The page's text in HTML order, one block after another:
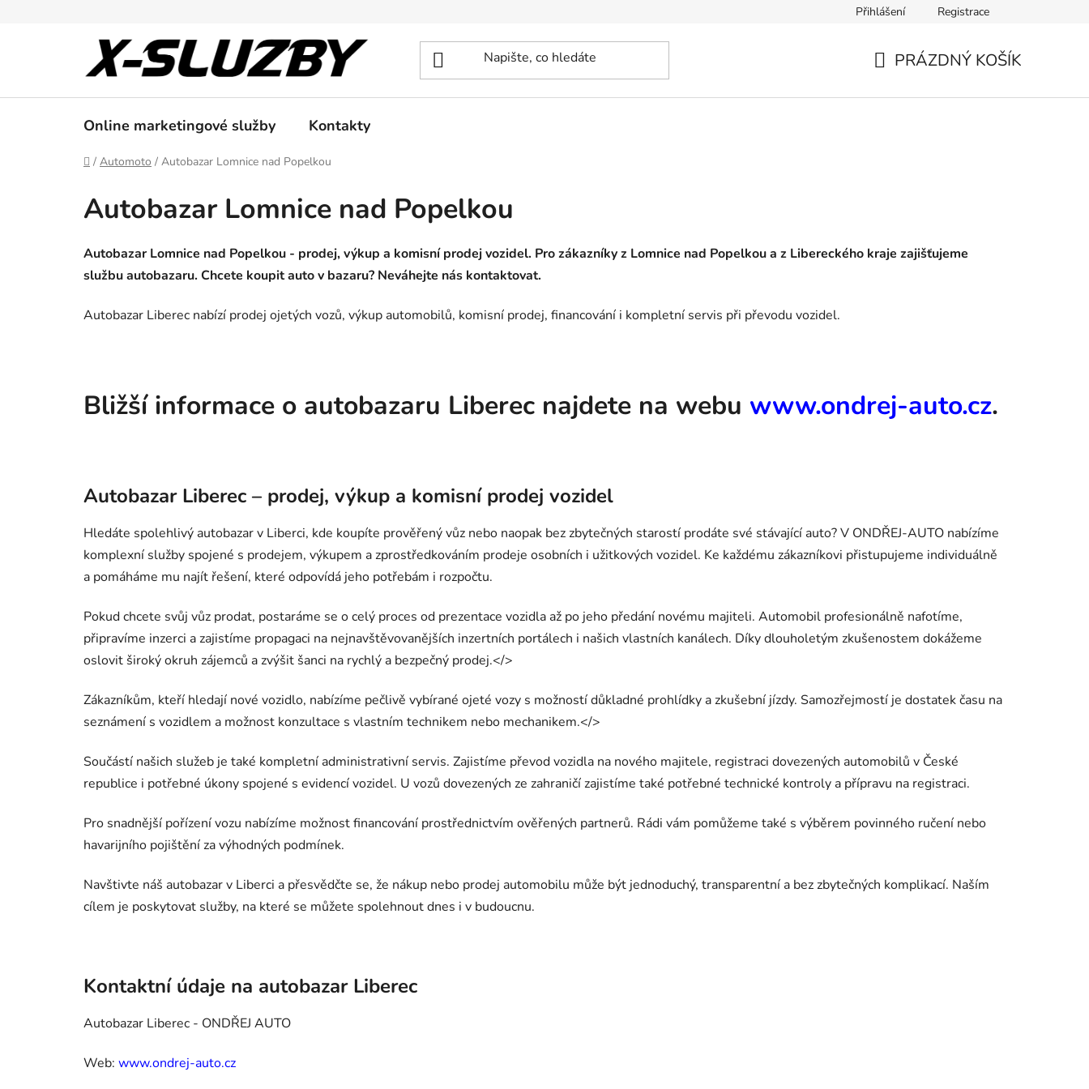
Přihlášení Registrace
PRÁZDNÝ KOŠÍK
Online marketingové služby Kontakty
Domů
/ Automoto / Autobazar Lomnice nad Popelkou
Autobazar Lomnice nad Popelkou
Autobazar Lomnice nad Popelkou - prodej, výkup a komisní prodej vozidel. Pro zákazníky z Lomnice nad Popelkou a z Libereckého kraje zajišťujeme
službu autobazaru. Chcete koupit auto v bazaru? Neváhejte nás kontaktovat.
Autobazar Liberec nabízí prodej ojetých vozů, výkup automobilů, komisní prodej, financování i kompletní servis při převodu vozidel.
Bližší informace o autobazaru Liberec najdete na webu www.ondrej-auto.cz.
Autobazar Liberec – prodej, výkup a komisní prodej vozidel
Hledáte spolehlivý autobazar v Liberci, kde koupíte prověřený vůz nebo naopak bez zbytečných starostí prodáte své stávající auto? V ONDŘEJ-AUTO nabízíme
komplexní služby spojené s prodejem, výkupem a zprostředkováním prodeje osobních i užitkových vozidel. Ke každému zákazníkovi přistupujeme individuálně
a pomáháme mu najít řešení, které odpovídá jeho potřebám i rozpočtu.
Pokud chcete svůj vůz prodat, postaráme se o celý proces od prezentace vozidla až po jeho předání novému majiteli. Automobil profesionálně nafotíme,
připravíme inzerci a zajistíme propagaci na nejnavštěvovanějších inzertních portálech i našich vlastních kanálech. Díky dlouholetým zkušenostem dokážeme
oslovit široký okruh zájemců a zvýšit šanci na rychlý a bezpečný prodej.</>
Zákazníkům, kteří hledají nové vozidlo, nabízíme pečlivě vybírané ojeté vozy s možností důkladné prohlídky a zkušební jízdy. Samozřejmostí je dostatek času na
seznámení s vozidlem a možnost konzultace s vlastním technikem nebo mechanikem.</>
Součástí našich služeb je také kompletní administrativní servis. Zajistíme převod vozidla na nového majitele, registraci dovezených automobilů v České
republice i potřebné úkony spojené s evidencí vozidel. U vozů dovezených ze zahraničí zajistíme také potřebné technické kontroly a přípravu na registraci.
Pro snadnější pořízení vozu nabízíme možnost financování prostřednictvím ověřených partnerů. Rádi vám pomůžeme také s výběrem povinného ručení nebo
havarijního pojištění za výhodných podmínek.
Navštivte náš autobazar v Liberci a přesvědčte se, že nákup nebo prodej automobilu může být jednoduchý, transparentní a bez zbytečných komplikací. Naším
cílem je poskytovat služby, na které se můžete spolehnout dnes i v budoucnu.
Kontaktní údaje na autobazar Liberec
Autobazar Liberec - ONDŘEJ AUTO
Web: www.ondrej-auto.cz